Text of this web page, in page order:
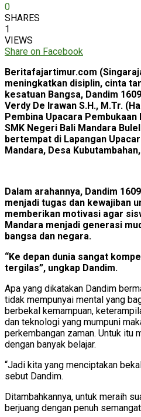
0
SHARES
1
VIEWS
Share on Facebook
Beritafajartimur.com
meningkatkan disiplin, cinta
kesatuan Bangsa, Dandim
Verdy De Irawan S.H., M.Tr.
Pembina Upacara
SMK Negeri Bali Mandara
bertempat di Lapangan
Mandara, Desa
Dalam arahannya, Dandim
menjadi tugas dan kewajiban
memberikan motivasi agar
Mandara menjadi generasi
bangsa dan negara.
“Ke depan dunia sangat
tergilas”, ungkap Dandim.
Apa yang dikatakan Dandim
tidak mempunyai mental yang
berbekal kemampuan,
dan teknologi yang mumpuni
perkembangan zaman. Untuk itu
dengan banyak belajar.
“Jadi kita yang menciptakan
sebut Dandim.
Ditambahkannya, untuk meraih
berjuang dengan penuh